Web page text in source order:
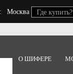
Москва Где купить?
О ШИФЕРЕ